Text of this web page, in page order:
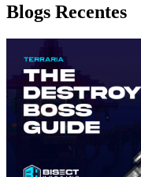
Blogs Recentes